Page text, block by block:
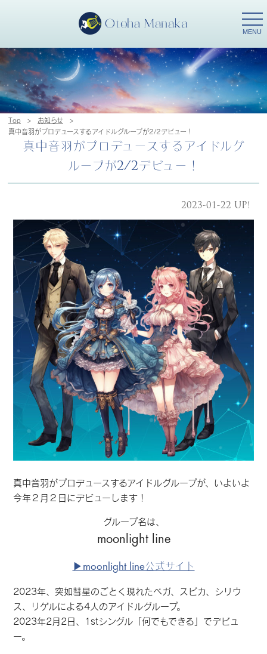
MENU
Top > お知らせ
>
真中音羽がプロデュースするアイドルグループが2/2デビュー！
真中音羽がプロデュースするアイドルグ
ループが2/2デビュー！
2023-01-22 UP!
真中音羽がプロデュースするアイドルグループが、いよいよ
今年２月２日にデビューします！
グループ名は、
moonlight line
▶︎moonlight line公式サイト
2023年、突如彗星のごとく現れたベガ、スピカ、シリウ
ス、リゲルによる4人のアイドルグループ。
2023年2月2日、1stシングル「何でもできる」でデビュ
ー。